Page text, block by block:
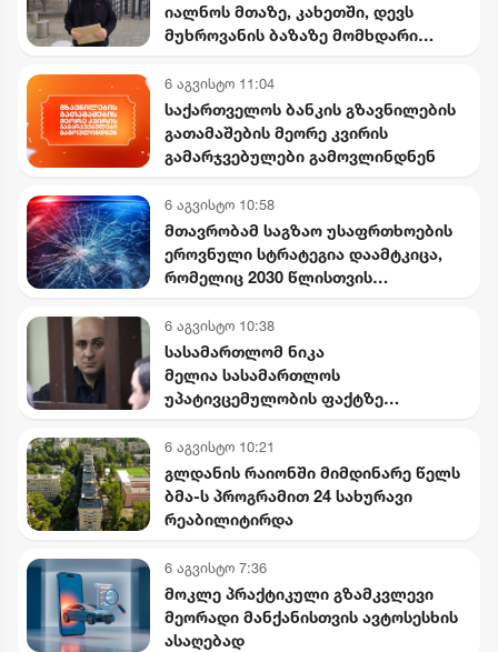
იალნოს მთაზე, კახეთში, დევს
მუხროვანის ბაზაზე მომხდარი
რომელიც ყველაფერს ფარდას
ახდის"
6 აგვისტო 11:04
საქართველოს ბანკის გზავნილების
გათამაშების მეორე კვირის
გამარჯვებულები გამოვლინდნენ
6 აგვისტო 10:58
მთავრობამ საგზაო უსაფრთხოების
ეროვნული სტრატეგია დაამტკიცა,
რომელიც 2030 წლისთვის
რაოდენობის 25%-ით შემცირებას
ითვალისწინებს
6 აგვისტო 10:38
სასამართლომ ნიკა
მელია სასამართლოს
უპატივცემულობის ფაქტზე
6 აგვისტო 10:21
გლდანის რაიონში მიმდინარე წელს
ბმა-ს პროგრამით 24 სახურავი
რეაბილიტირდა
6 აგვისტო 7:36
მოკლე პრაქტიკული გზამკვლევი
მეორადი მანქანისთვის ავტოსესხის
ასაღებად